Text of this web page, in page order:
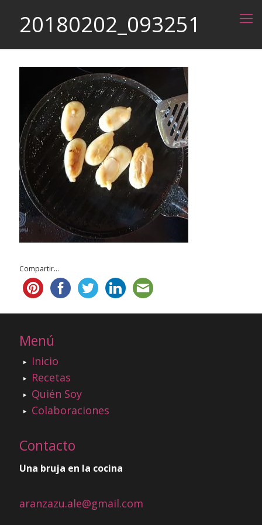
20180202_093251
Compartir...
Menú
Inicio
Recetas
Quién Soy
Colaboraciones
Contacto
Una bruja en la cocina
aranzazu.ale@gmail.com